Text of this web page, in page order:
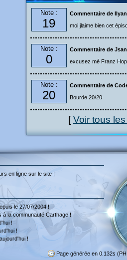
Note :
19
Commentaire de
moi jlaime bien cet
Note :
0
Commentaire de
excusez mé Franz
Note :
20
Commentaire de
Bourde 20/20
[Voir tous
en ligne sur le site !
le 27/07/2004 !
à la communauté Carthage !
!
!
!
Page générée en 0.132s